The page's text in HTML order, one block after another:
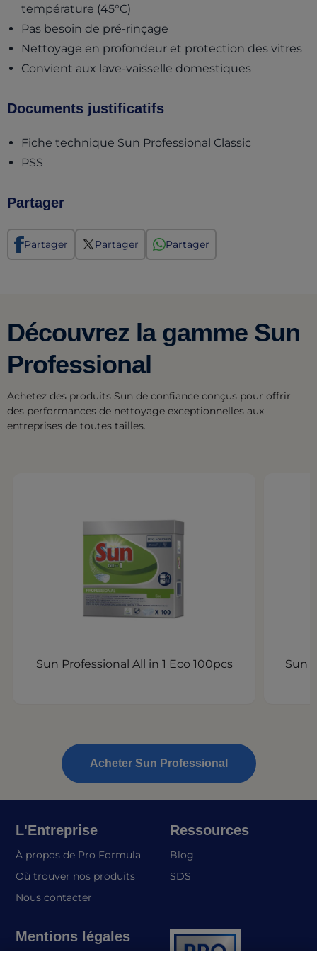
température (45°C)
Pas besoin de pré-rinçage
Nettoyage en profondeur et protection des vitres
Convient aux lave-vaisselle domestiques
Documents justificatifs
Fiche technique Sun Professional Classic
PSS
Partager
Partager Partager Partager
Découvrez la gamme Sun
Professional
Achetez des produits Sun de confiance conçus pour offrir
des performances de nettoyage exceptionnelles aux
entreprises de toutes tailles.
Sun Professional All in 1 Eco 100pcs Sun
Acheter Sun Professional
L'Entreprise
À propos de Pro Formula
Où trouver nos produits
Nous contacter
Ressources
Blog
SDS
Mentions légales